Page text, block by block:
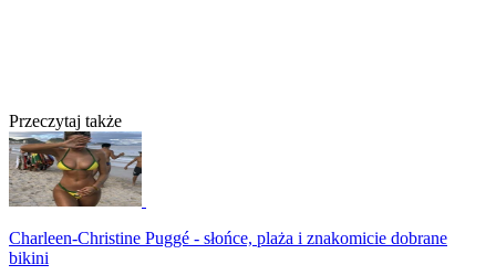
Przeczytaj także
Charleen-Christine Puggé - słońce, plaża i znakomicie dobrane
bikini